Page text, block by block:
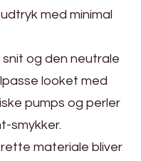
med minimal
og den neutrale
looket med
pumps og perler
smykker.
materiale bliver